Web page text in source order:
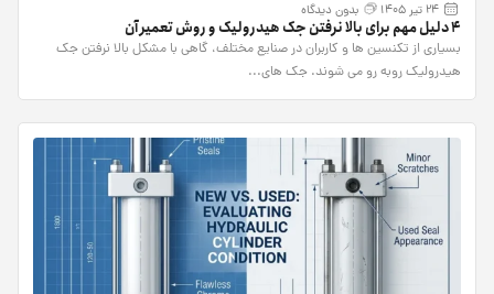
24 تیر 1405 بدون دیدگاه
4 دلیل مهم برای بالا نرفتن جک هیدرولیک و روش تعمیر آن
بسیاری از تکنسین ها و کاربران در صنایع مختلف، گاهی با مشکل بالا نرفتن جک
هیدرولیک روبه رو می شوند. جک های...